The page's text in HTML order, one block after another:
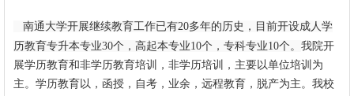
南通大学开展继续教育工作已有20多年的历史，目前开设成人学
历教育专升本专业30个，高起本专业10个，专科专业10个。 我院开
展学历教育和非学历教育培训，非学历培训，主要以单位培训为
主。学历教育以，函授，自考，业余，远程教育，脱产为主。我校